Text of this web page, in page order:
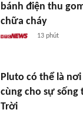
bánh điện thu
chữa cháy
13 phút
Pluto có thể là
cùng cho sự sống
Trời